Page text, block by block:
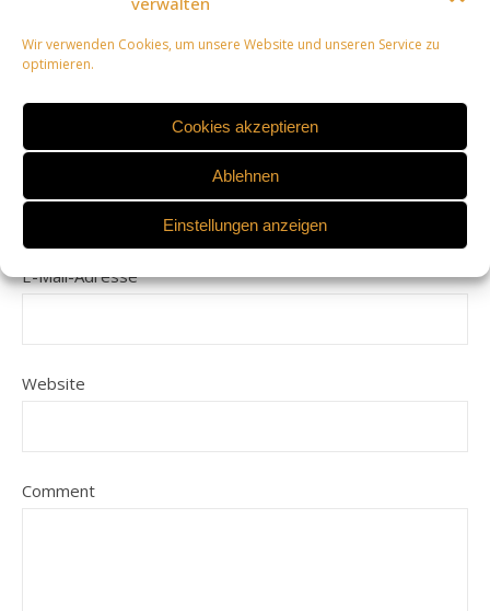
Wir verwenden Cookies, um unsere Website und unseren Service zu
optimieren.
Cookies akzeptieren
Ablehnen
Einstellungen anzeigen
Erforderliche Felder sind mit*markiert
E-Mail-Adresse
Website
Comment